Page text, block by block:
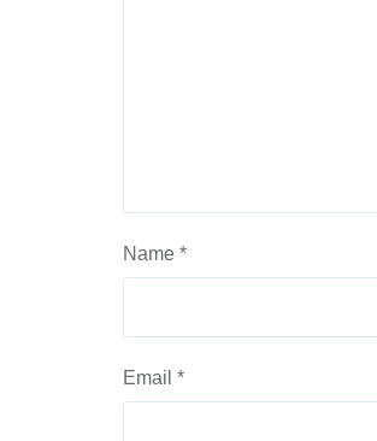
Name *
Email *